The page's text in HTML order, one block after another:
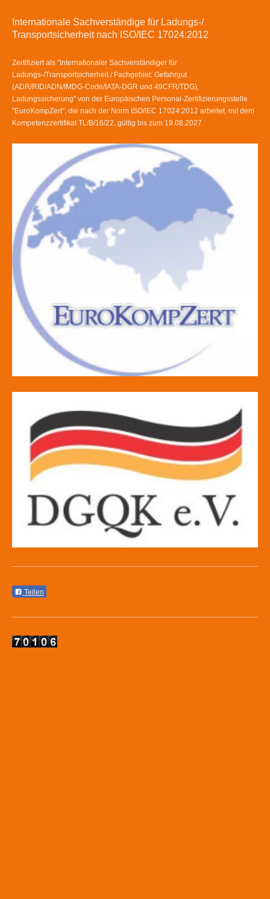
Internationale Sachverständige für Ladungs-/
Transportsicherheit nach ISO/IEC 17024:2012
Zertifiziert als "Internationaler Sachverständiger für
Ladungs-/Transportsicherheit / Fachgebiet: Gefahrgut
(ADR/RID/ADN/IMDG-Code/IATA-DGR und 49CFR/TDG),
Ladungssicherung" von der Europäischen Personal-Zertifizierungsstelle
"EuroKompZert", die nach der Norm ISO/IEC 17024:2012 arbeitet, mit dem
Kompetenzzertifikat TL/B/16/22, gültig bis zum 19.08.2027
Teilen